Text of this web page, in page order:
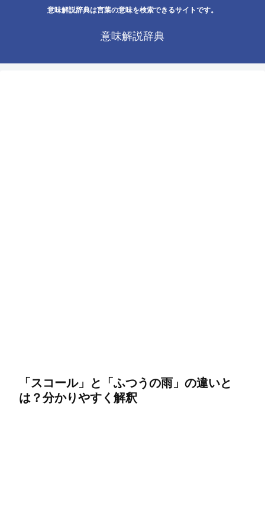
意味解説辞典は言葉の意味を検索できるサイトです。
意味解説辞典
「スコール」と「ふつうの雨」の違いと
は？分かりやすく解釈